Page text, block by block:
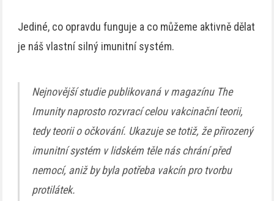
Jediné, co opravdu funguje a co můžeme aktivně dělat
je náš vlastní silný imunitní systém.
Nejnovější studie publikovaná v magazínu The
Imunity naprosto rozvrací celou vakcinační teorii,
tedy teorii o očkování. Ukazuje se totiž, že přirozený
imunitní systém v lidském těle nás chrání před
nemocí, aniž by byla potřeba vakcín pro tvorbu
protilátek.